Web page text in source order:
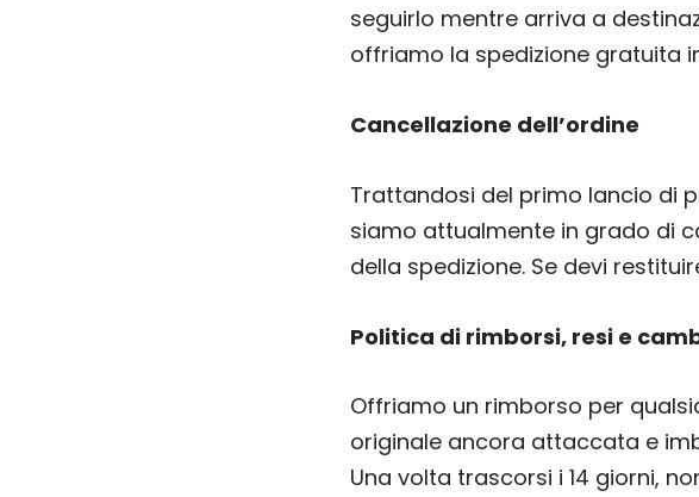
seguirlo mentre arriva a
offriamo la spedizione gratuita
Cancellazione dell’ordine
Trattandosi del primo lancio di
siamo attualmente in grado di
della spedizione. Se devi
Politica di rimborsi, resi e
Offriamo un rimborso per
originale ancora attaccata e
Una volta trascorsi i 14 giorni,